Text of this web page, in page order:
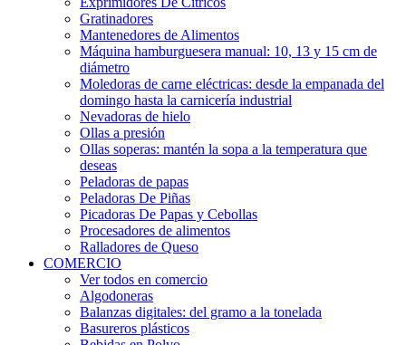
Gratinadores
Mantenedores de Alimentos
Máquina hamburguesera manual: 10, 13 y 15 cm de
diámetro
Moledoras de carne eléctricas: desde la empanada del
domingo hasta la carnicería industrial
Nevadoras de hielo
Ollas a presión
Ollas soperas: mantén la sopa a la temperatura que
deseas
Peladoras de papas
Peladoras De Piñas
Picadoras De Papas y Cebollas
Procesadores de alimentos
Ralladores de Queso
COMERCIO
Ver todos en comercio
Algodoneras
Balanzas digitales: del gramo a la tonelada
Basureros plásticos